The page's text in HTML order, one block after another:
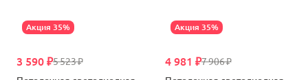
Акция 35%
5 523 ₽
3 590 ₽
Акция 35%
7 906 ₽
4 981 ₽